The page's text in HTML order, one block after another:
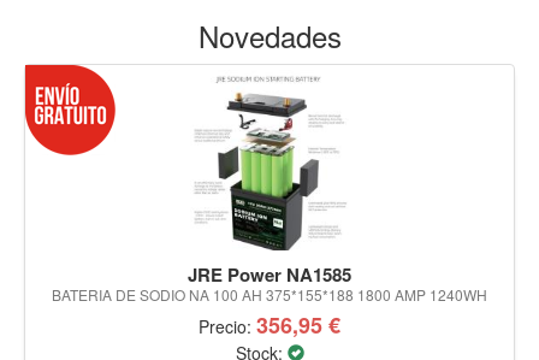
Novedades
JRE Power NA1585
BATERIA DE SODIO NA 100 AH 375*155*188 1800 AMP 1240WH
Precio: 356,95 €
Stock: